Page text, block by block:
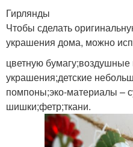
Гирлянды
Чтобы сделать
украшения дома, можно
цветную
украшения;детские
помпоны;эко-материалы –
шишки;фетр;ткани.